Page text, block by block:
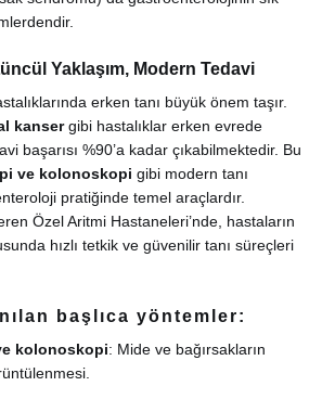
Yaklaşım, Modern Tedavi
erken tanı büyük önem taşır.
kansergibi hastalıklar erken evrede
başarısı %90’a kadar çıkabilmektedir. Bu
ve kolonoskopi gibi modern tanı
pratiğinde temel araçlardır.
Özel Aritmi Hastaneleri’nde, hastaların
hızlı tetkik ve güvenilir tanı süreçleri
başlıca yöntemler:
kolonoskopi: Mide ve bağırsakların